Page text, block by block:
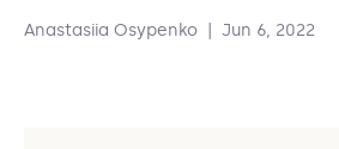
Anastasiia Osypenko Jun 6, 2022